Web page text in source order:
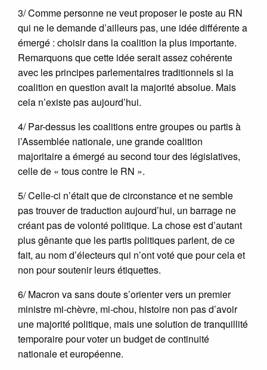
3/ Comme personne ne veut proposer le poste au RN
qui ne le demande d’ailleurs pas, une idée différente a
émergé : choisir dans la coalition la plus importante.
Remarquons que cette idée serait assez cohérente
avec les principes parlementaires traditionnels si la
coalition en question avait la majorité absolue. Mais
cela n’existe pas aujourd’hui.
4/ Par-dessus les coalitions entre groupes ou partis à
l’Assemblée nationale, une grande coalition
majoritaire a émergé au second tour des législatives,
celle de « tous contre le RN ».
5/ Celle-ci n’était que de circonstance et ne semble
pas trouver de traduction aujourd’hui, un barrage ne
créant pas de volonté politique. La chose est d’autant
plus gênante que les partis politiques parlent, de ce
fait, au nom d’électeurs qui n’ont voté que pour cela et
non pour soutenir leurs étiquettes.
6/ Macron va sans doute s’orienter vers un premier
ministre mi-chèvre, mi-chou, histoire non pas d’avoir
une majorité politique, mais une solution de tranquillité
temporaire pour voter un budget de continuité
nationale et européenne.